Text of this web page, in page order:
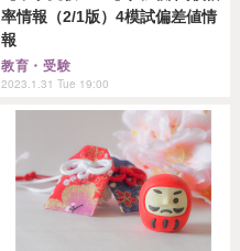
率情報（2/1版）4模試偏差値情
報
教育・受験
2023.1.31 Tue 19:00